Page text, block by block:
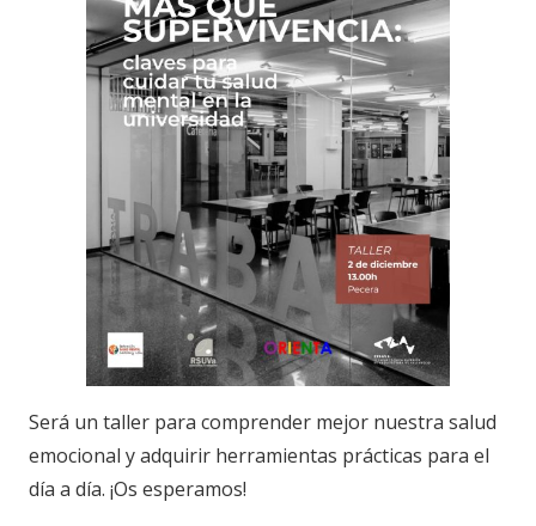
Será un taller para comprender mejor nuestra salud
emocional y adquirir herramientas prácticas para el
día a día. ¡Os esperamos!